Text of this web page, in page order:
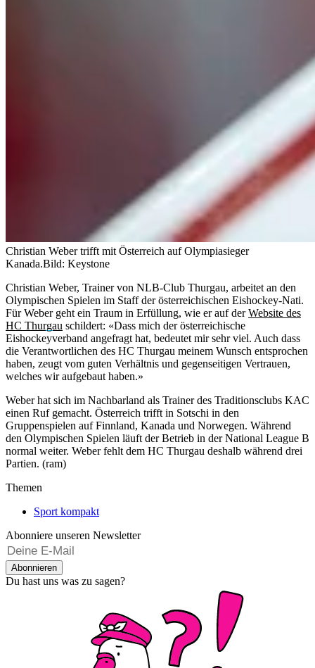
Christian Weber trifft mit Österreich auf Olympiasieger
Kanada.Bild: Keystone
Christian Weber, Trainer von NLB-Club Thurgau, arbeitet an den
Olympischen Spielen im Staff der österreichischen Eishockey-Nati.
Für Weber geht ein Traum in Erfüllung, wie er auf derWebsite des
HC Thurgau schildert: «Dass mich der österreichische
Eishockeyverband angefragt hat, bedeutet mir sehr viel. Auch dass
die Verantwortlichen des HC Thurgau meinem Wunsch entsprochen
haben, zeugt vom guten Verhältnis und gegenseitigen Vertrauen,
welches wir aufgebaut haben.»
Weber hat sich im Nachbarland als Trainer des Traditionsclubs KAC
einen Ruf gemacht. Österreich trifft in Sotschi in den
Gruppenspielen auf Finnland, Kanada und Norwegen. Während
den Olympischen Spielen läuft der Betrieb in der National League B
normal weiter. Weber fehlt dem HC Thurgau deshalb während drei
Partien. (ram)
Themen
Sport kompakt
Abonniere unseren Newsletter
Abonnieren
Du hast uns was zu sagen?